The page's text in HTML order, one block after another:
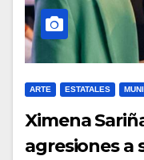
ARTE ESTATALES
Ximena
agresiones a